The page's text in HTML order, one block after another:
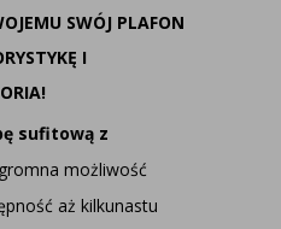
SWÓJ PLAFON
I
sufitową z
możliwość
aż kilkunastu